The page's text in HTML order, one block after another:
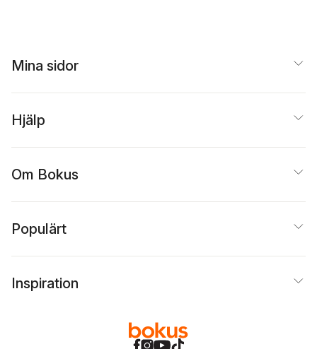
Mina sidor
Hjälp
Om Bokus
Populärt
Inspiration